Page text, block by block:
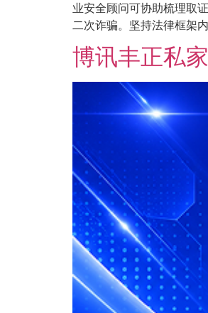
业安全顾问可协助梳理取
二次诈骗。坚持法律框架
博讯丰正私